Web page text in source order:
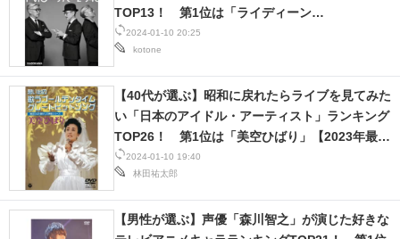
エネルギーの専門メディア
建設×テクノロジーの最前線
ちょっと気になるネットの話題
2024-01-10 20:25
kotone
TOP13！ 第1位は「ライディーン
（RYDEEN）」【2023年最新投票結果】
2024-01-10 19:40
林田祐太郎
【40代が選ぶ】昭和に戻れたらライブを見てみた
い「日本のアイドル・アーティスト」ランキング
TOP26！ 第1位は「美空ひばり」【2023年最新
調査結果】
【男性が選ぶ】声優「森川智之」が演じた好きな